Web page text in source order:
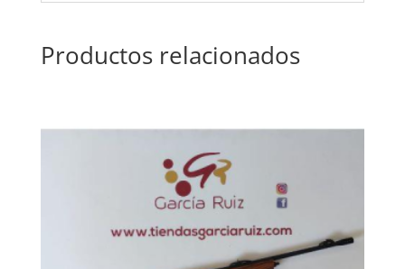
Productos relacionados